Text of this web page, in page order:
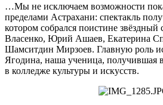
…Мы не исключаем возможности
пределами Астрахани: спектакль
котором собрался поистине звёздный
Власенко, Юрий Ашаев, Екатерина
Шамситдин Мирзоев. Главную роль
Ягодина, наша ученица, получившая
в колледже культуры и искусств.